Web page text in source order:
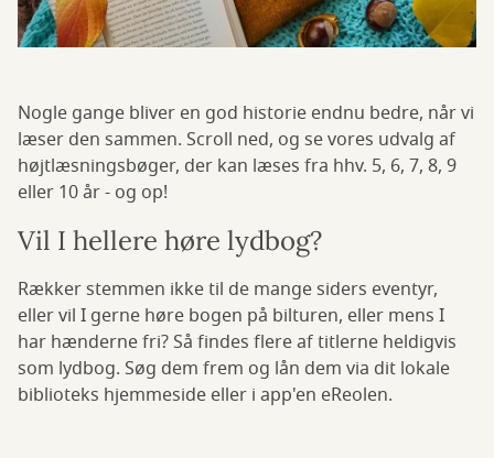
Nogle gange bliver en god historie endnu bedre, når vi
læser den sammen. Scroll ned, og se vores udvalg af
højtlæsningsbøger, der kan læses fra hhv. 5, 6, 7, 8, 9
eller 10 år - og op!
Vil I hellere høre lydbog?
Rækker stemmen ikke til de mange siders eventyr,
eller vil I gerne høre bogen på bilturen, eller mens I
har hænderne fri? Så findes flere af titlerne heldigvis
som lydbog. Søg dem frem og lån dem via dit lokale
biblioteks hjemmeside eller i app'en eReolen.